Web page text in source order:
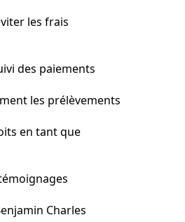
les frais
des paiements
les prélèvements
en tant que
Charles